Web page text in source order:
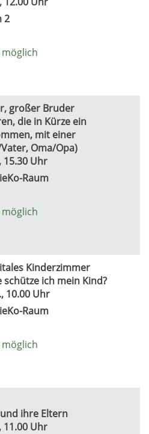
2
großer Bruder
die in Kürze ein
mit einer
Oma/Opa)
15.30 Uhr
Raum
Kinderzimmer
ich mein Kind?
10.00 Uhr
Raum
ihre Eltern
11.00 Uhr